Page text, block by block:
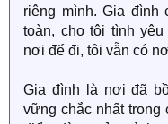
riêng mình. Gia
toàn, cho tôi tình
nơi để đi, tôi vẫn có
Gia đình là nơi đã
vững chắc nhất